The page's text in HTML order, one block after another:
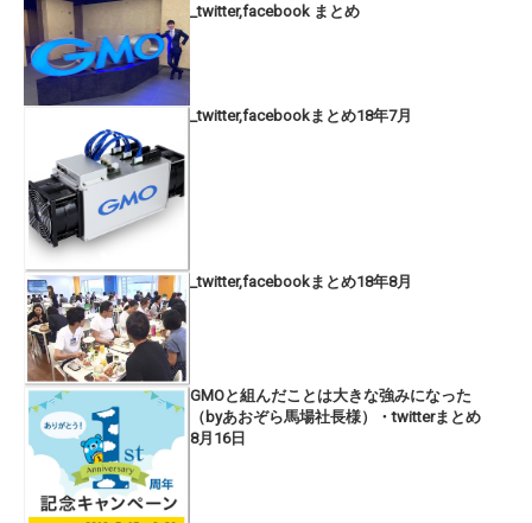
_twitter,facebook まとめ
_twitter,facebookまとめ18年7月
_twitter,facebookまとめ18年8月
GMOと組んだことは大きな強みになった
（byあおぞら馬場社長様）・twitterまとめ
8月16日